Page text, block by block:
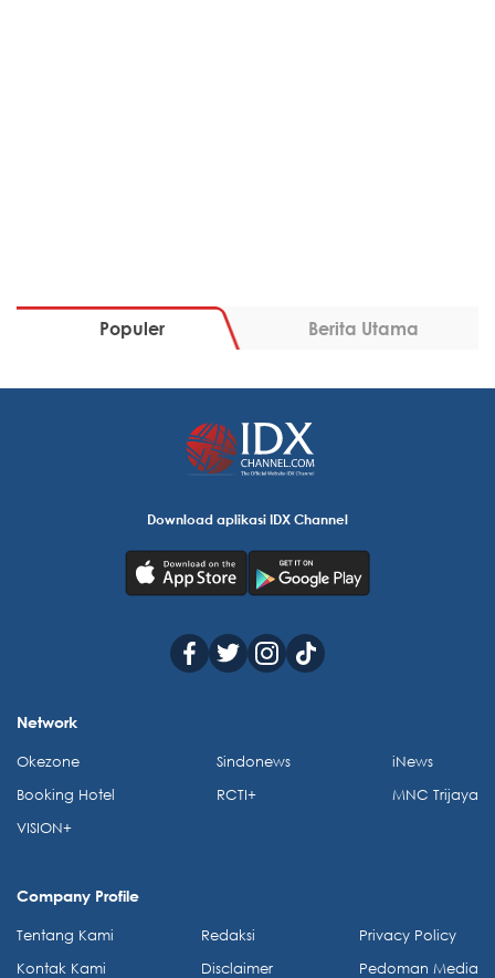
Populer Berita Utama
Download aplikasi IDX Channel
Network
Okezone
Booking Hotel
VISION+
Sindonews
RCTI+
iNews
MNC Trijaya
Company Profile
Tentang Kami
Kontak Kami
Redaksi
Disclaimer
Privacy Policy
Pedoman Media